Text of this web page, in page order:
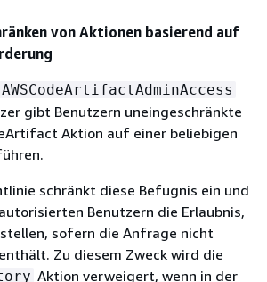
von Aktionen basierend auf
AWSCodeArtifactAdminAccess
gibt Benutzern uneingeschränkte
Aktion auf einer beliebigen
schränkt diese Befugnis ein und
Benutzern die Erlaubnis,
sofern die Anfrage nicht
Zu diesem Zweck wird die
Aktion verweigert, wenn in der